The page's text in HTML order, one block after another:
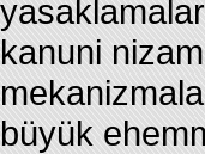
kanuni
büyük